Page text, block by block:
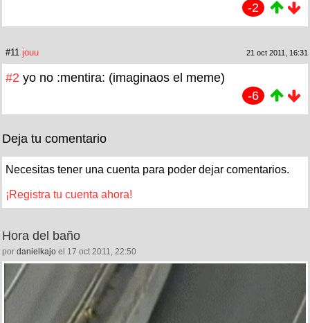
-2
#11 jouu 21 oct 2011, 16:31
#2 yo no :mentira: (imaginaos el meme)
-6
Deja tu comentario
Necesitas tener una cuenta para poder dejar comentarios.
¡Registra tu cuenta ahora!
Hora del baño
por danielkajo el 17 oct 2011, 22:50